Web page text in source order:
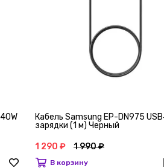
Кабель Samsung EP-DN975
зарядки (1 м) Черный
1 290 ₽ 1 990 ₽
В корзину